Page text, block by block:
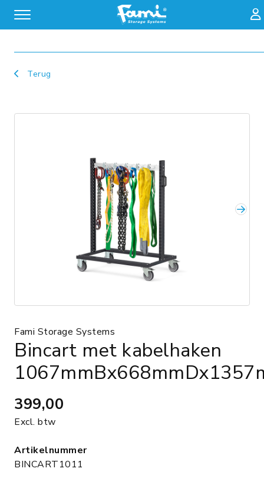
Terug
Fami Storage Systems
Bincart met kabelhaken
399,00
Excl. btw
Artikelnummer
BINCART1011